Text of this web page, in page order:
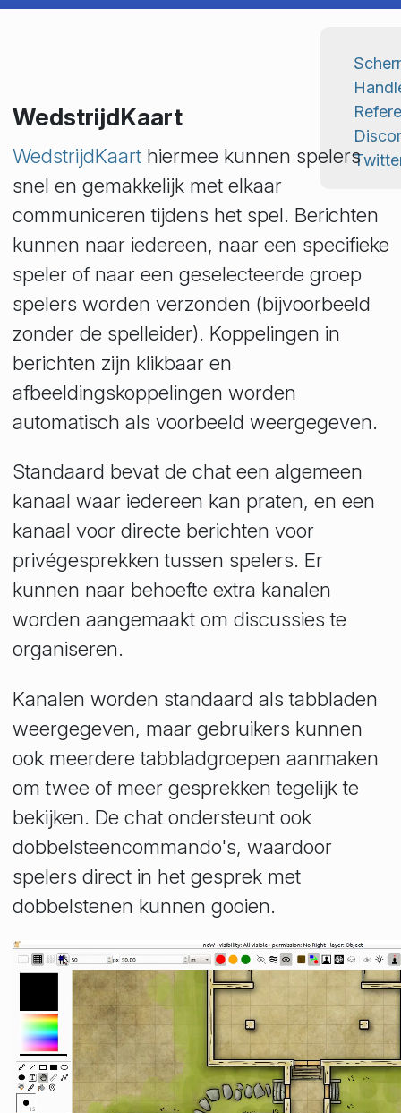
WedstrijdKaart
WedstrijdKaarthiermee kunnen spelers
snel en gemakkelijk met elkaar
communiceren tijdens het spel. Berichten
kunnen naar iedereen, naar een specifieke
speler of naar een geselecteerde groep
spelers worden verzonden (bijvoorbeeld
zonder de spelleider). Koppelingen in
berichten zijn klikbaar en
afbeeldingskoppelingen worden
automatisch als voorbeeld weergegeven.
Standaard bevat de chat een algemeen
kanaal waar iedereen kan praten, en een
kanaal voor directe berichten voor
privégesprekken tussen spelers. Er
kunnen naar behoefte extra kanalen
worden aangemaakt om discussies te
organiseren.
Kanalen worden standaard als tabbladen
weergegeven, maar gebruikers kunnen
ook meerdere tabbladgroepen aanmaken
om twee of meer gesprekken tegelijk te
bekijken. De chat ondersteunt ook
dobbelsteencommando's, waardoor
spelers direct in het gesprek met
dobbelstenen kunnen gooien.